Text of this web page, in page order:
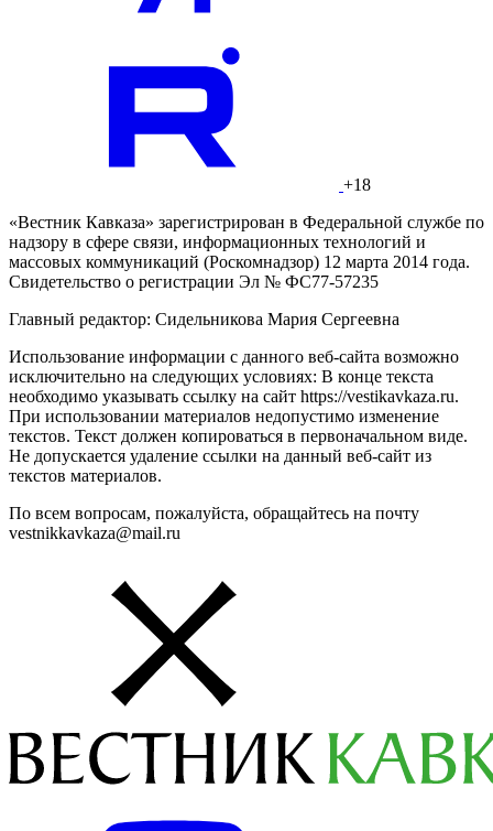
+18
«Вестник Кавказа» зарегистрирован в Федеральной службе по
надзору в сфере связи, информационных технологий и
массовых коммуникаций (Роскомнадзор) 12 марта 2014 года.
Свидетельство о регистрации Эл № ФС77-57235
Главный редактор: Сидельникова Мария Сергеевна
Использование информации с данного веб-сайта возможно
исключительно на следующих условиях: В конце текста
необходимо указывать ссылку на сайт https://vestikavkaza.ru.
При использовании материалов недопустимо изменение
текстов. Текст должен копироваться в первоначальном виде.
Не допускается удаление ссылки на данный веб-сайт из
текстов материалов.
По всем вопросам, пожалуйста, обращайтесь на почту
vestnikkavkaza@mail.ru